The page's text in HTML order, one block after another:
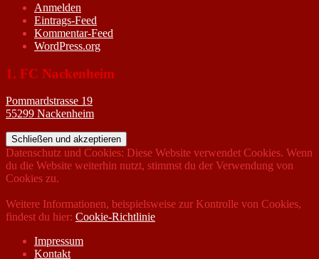
Anmelden
Eintrags-Feed
Kommentar-Feed
WordPress.org
1. FC Nackenheim
Pommardstrasse 19
55299 Nackenheim
Datenschutz und Cookies: Diese Website verwendet Cookies. Wenn
du die Website weiterhin nutzt, stimmst du der Verwendung von
Cookies zu.
Weitere Informationen, beispielsweise zur Kontrolle von Cookies,
findest du hier: Cookie-Richtlinie
Impressum
Kontakt